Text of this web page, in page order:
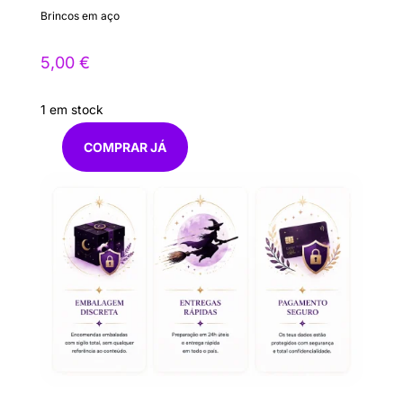
Brincos em aço
5,00 €
1 em stock
Quantidade
Brincos
Quartzo
Branco
COMPRAR JÁ